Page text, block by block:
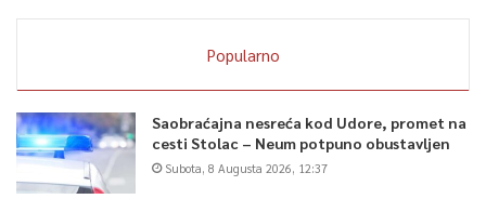
Popularno
Saobraćajna nesreća kod Udore, promet na
cesti Stolac – Neum potpuno obustavljen
Subota, 8 Augusta 2026, 12:37